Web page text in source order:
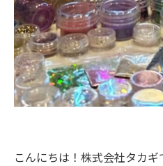
こんにちは！株式会社タカギ